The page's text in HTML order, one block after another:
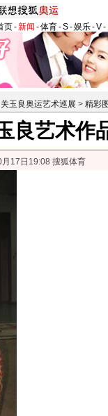
页-新闻 -体育-S-娱乐-V-
关玉良奥运艺术巡展 > 精彩
良艺术作
17日19:08 搜狐体育